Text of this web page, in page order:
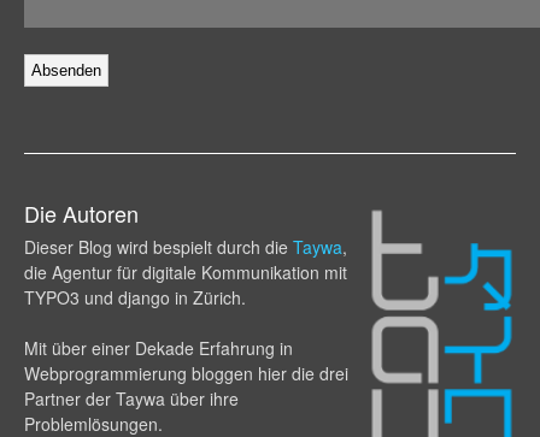
Die Autoren
Dieser Blog wird bespielt durch die Taywa,
die Agentur für digitale Kommunikation mit
TYPO3 und django in Zürich.
Mit über einer Dekade Erfahrung in
Webprogram­mierung bloggen hier die drei
Partner der Taywa über ihre
Problemlösungen.